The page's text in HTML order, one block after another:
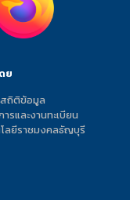
ย
สถิติข้อมูล
รและงานทะเบียน
ลยีราชมงคลธัญบุรี